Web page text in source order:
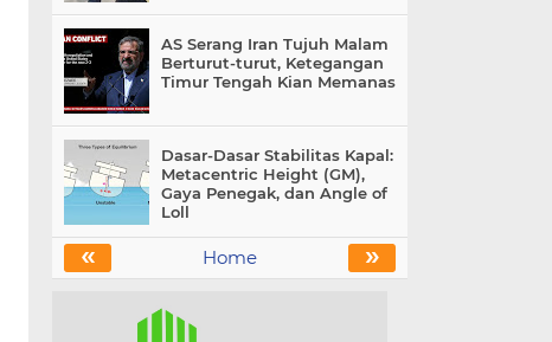
AS Serang Iran Tujuh Malam
Berturut-turut, Ketegangan
Timur Tengah Kian Memanas
Dasar-Dasar Stabilitas Kapal:
Metacentric Height (GM),
Gaya Penegak, dan Angle of
Loll
« »
Home